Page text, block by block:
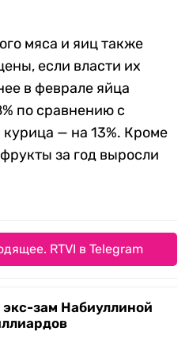
мяса и яиц также
если власти их
в феврале яйца
по сравнению с
— на 13%. Кроме
за год выросли
RTVI в Telegram
зам Набиуллиной